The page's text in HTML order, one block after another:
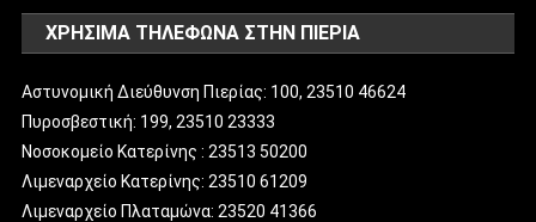
ΧΡΗΣΙΜΑ ΤΗΛΕΦΩΝΑ ΣΤΗΝ ΠΙΕΡΙΑ
Αστυνομική Διεύθυνση Πιερίας: 100, 23510 46624
Πυροσβεστική: 199, 23510 23333
Νοσοκομείο Κατερίνης : 23513 50200
Λιμεναρχείο Κατερίνης: 23510 61209
Λιμεναρχείο Πλαταμώνα: 23520 41366